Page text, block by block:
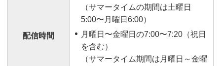
配信時間
（サマータイムの期間は土曜日
5:00〜月曜日6:00）
月曜日〜金曜日の7:00〜7:20（祝日
を含む）
（サマータイム期間は月曜日～金曜